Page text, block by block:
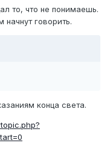
то, что не понимаешь.
говорить.
конца света.